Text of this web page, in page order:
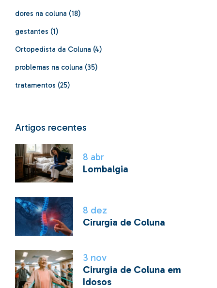
dores na coluna (18)
gestantes (1)
Ortopedista da Coluna (4)
problemas na coluna (35)
tratamentos (25)
Artigos recentes
8 abr
Lombalgia
8 dez
Cirurgia de Coluna
3 nov
Cirurgia de Coluna em
Idosos